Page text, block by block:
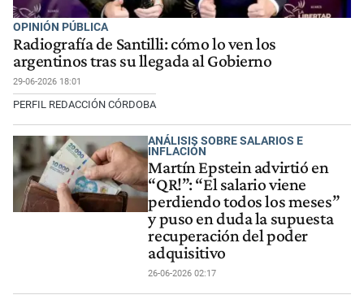
OPINIÓN PÚBLICA
Radiografía de Santilli: cómo lo ven los
argentinos tras su llegada al Gobierno
29-06-2026 18:01
PERFIL REDACCIÓN CÓRDOBA
ANÁLISIS SOBRE SALARIOS E
INFLACIÓN
Martín Epstein advirtió en
“QR!”: “El salario viene
perdiendo todos los meses”
y puso en duda la supuesta
recuperación del poder
adquisitivo
26-06-2026 02:17